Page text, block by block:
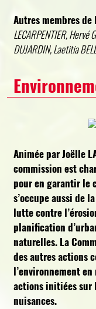
Autres membres
LECARPENTIER, Hervé
DUJARDIN, Laetitia
Animée par Joëlle
commission est
pour en garantir le
s’occupe aussi de
lutte contre
planification
naturelles. La
des autres actions
l’environnement
actions initiées sur
nuisances.